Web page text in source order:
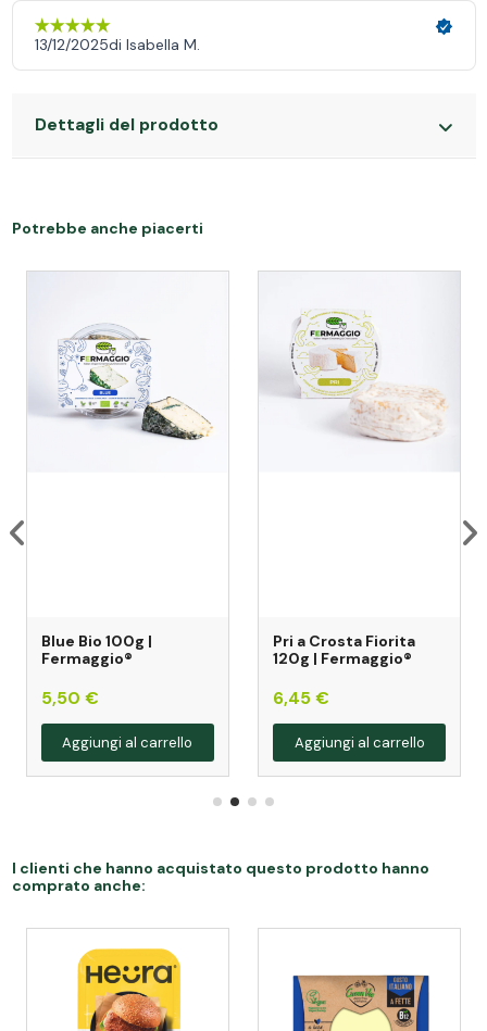
Dettagli del prodotto
Potrebbe anche piacerti
Blue Bio 100g |
Fermaggio®
5,50 €
Aggiungi al carrello
Pri a Crosta Fiorita
120g | Fermaggio®
6,45 €
Aggiungi al carrello
I clienti che hanno acquistato questo prodotto hanno
comprato anche: